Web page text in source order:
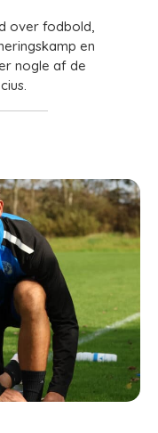
over fodbold,
en
nogle af de